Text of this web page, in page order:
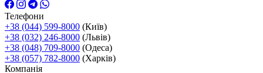
Телефони
+38 (044) 599-8000 (Київ)
+38 (032) 246-8000 (Львів)
+38 (048) 709-8000 (Одеса)
+38 (057) 782-8000 (Харків)
Компанія